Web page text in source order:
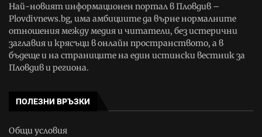
Най-новият информационен портал в Пловдив –
Plovdivnews.bg, има амбициите да върне нормалните
отношения между медия и читатели, без истерични
заглавия и крясъци в онлайн пространството, а в
бъдеще и на страниците на един истински вестник за
Пловдив и региона.
ПОЛЕЗНИ ВРЪЗКИ
Общи условия